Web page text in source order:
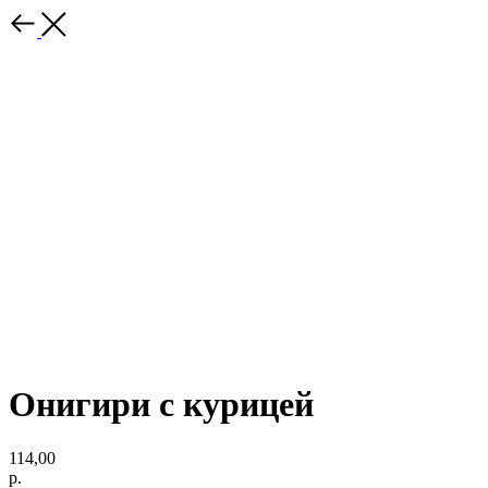
Онигири с курицей
114,00
р.